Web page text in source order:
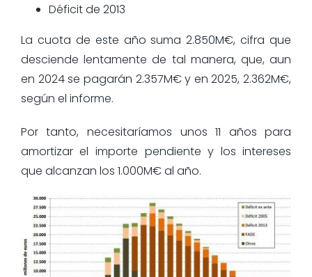
Déficit de 2013
La cuota de este año suma 2.850M€, cifra que
desciende lentamente de tal manera, que, aun
en 2024 se pagarán 2.357M€ y en 2025, 2.362M€,
según el informe.
Por tanto, necesitaríamos unos 11 años para
amortizar el importe pendiente y los intereses
que alcanzan los 1.000M€ al año.